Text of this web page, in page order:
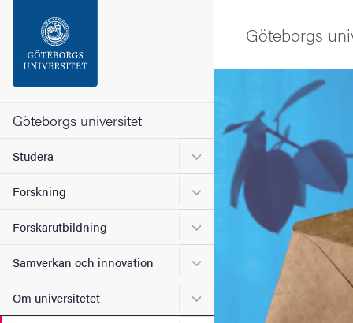
Sidfoten
Om webbplatsen
Göteborgs universitet
Studera Undermeny för Studera
Forskning Undermeny för Forskning
Forskarutbildning Undermeny för
Samverkan och innovation Undermeny för
Om universitetet Undermeny för Om
Göteborgs
Bild